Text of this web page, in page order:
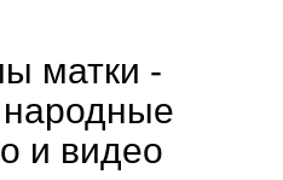
матки -
и видео